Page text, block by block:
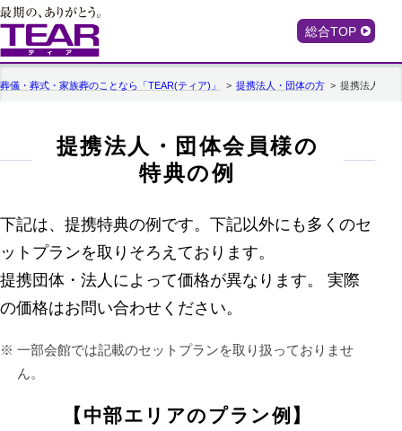
総合TOP
葬儀・葬式・家族葬のことなら「TEAR(ティア)」 提携法人・団体の方 提携法人・
提携法人・団体会員様の
特典の例
下記は、提携特典の例です。下記以外にも多くのセ
ットプランを取りそろえております。
提携団体・法人によって価格が異なります。 実際
の価格はお問い合わせください。
一部会館では記載のセットプランを取り扱っておりませ
ん。
【中部エリアのプラン例】